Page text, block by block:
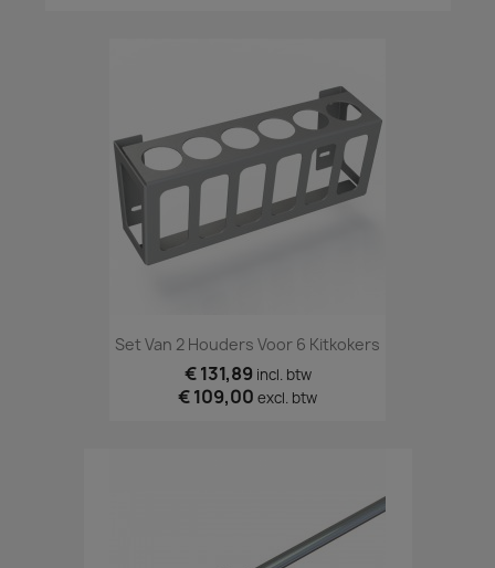
Set Van 2 Houders Voor 6 Kitkokers
€ 131,89 incl. btw
€ 109,00 excl. btw